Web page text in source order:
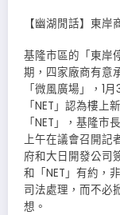
【幽湖閒話】東岸
基隆市區的「東岸
期，四家廠商有意
「微風廣場」，1
「NET」認為樓
「NET」，基隆
上午在議會召開
府和大日開發公司
和「NET」有約，
司法處理，而不必
想。